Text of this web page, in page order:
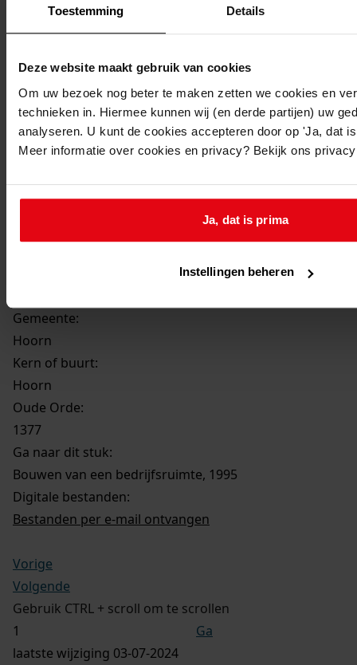
Toestemming Details
Deze website maakt gebruik van cookies
Om uw bezoek nog beter te maken zetten we cookies en
technieken in. Hiermee kunnen wij (en derde partijen) uw
analyseren. U kunt de cookies accepteren door op 'Ja, dat
Meer informatie over cookies en privacy? Bekijk ons
Ja, dat is prima
Instellingen beheren
Beschrijving:
Bouwen van een bedrijfsruimte
Adres:
Hoorn, De Factorij 31
Perceel:
Gemeente:
Hoorn
Kern of buurt:
Hoorn
Oude Orde:
1377
Ga naar dit stuk:
Bouwen van een bedrijfsruimte, 1995
Digitale bestanden:
Bestanden per e-mail ontvangen
Vorige
Volgende
Gebruik CTRL + scroll om te scrollen
Ga
laatste wijziging 03-07-2024